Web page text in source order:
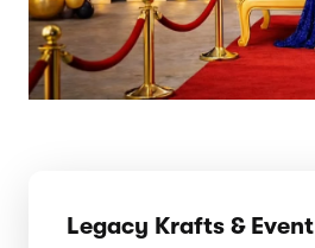
Legacy Krafts &